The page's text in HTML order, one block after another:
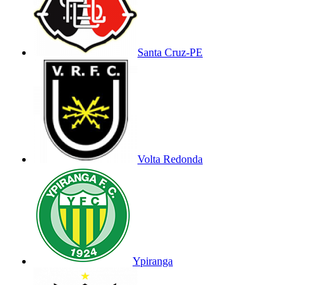
Santa Cruz-PE
Volta Redonda
Ypiranga